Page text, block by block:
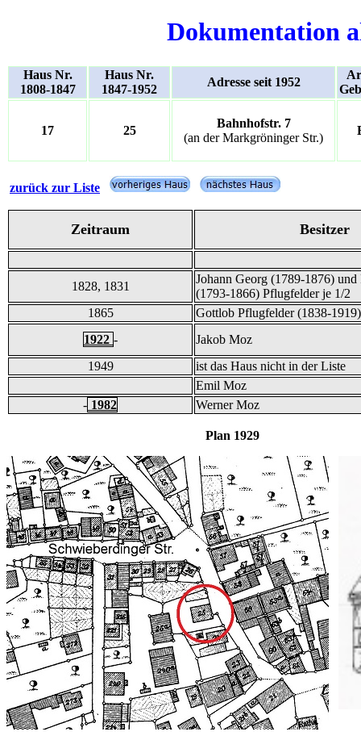
Dokumentation
Haus Nr.
1808-1847
Haus Nr.
1847-1952
Adresse seit 1952
17 25
Bahnhofstr. 7
(an der Markgröninger Str.)
zurück zur Liste
Zeitraum Besitzer
1828, 1831
Johann Georg (1789-1876) und
(1793-1866) Pflugfelder je 1/2
1865
Gottlob Pflugfelder (1838-1919)
1922 -
Jakob Moz
1949
ist das Haus nicht in der Liste
Emil Moz
- 1982 Werner Moz
Plan